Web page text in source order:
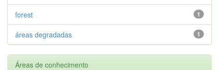
1
forest
1
áreas degradadas
Áreas de conhecimento